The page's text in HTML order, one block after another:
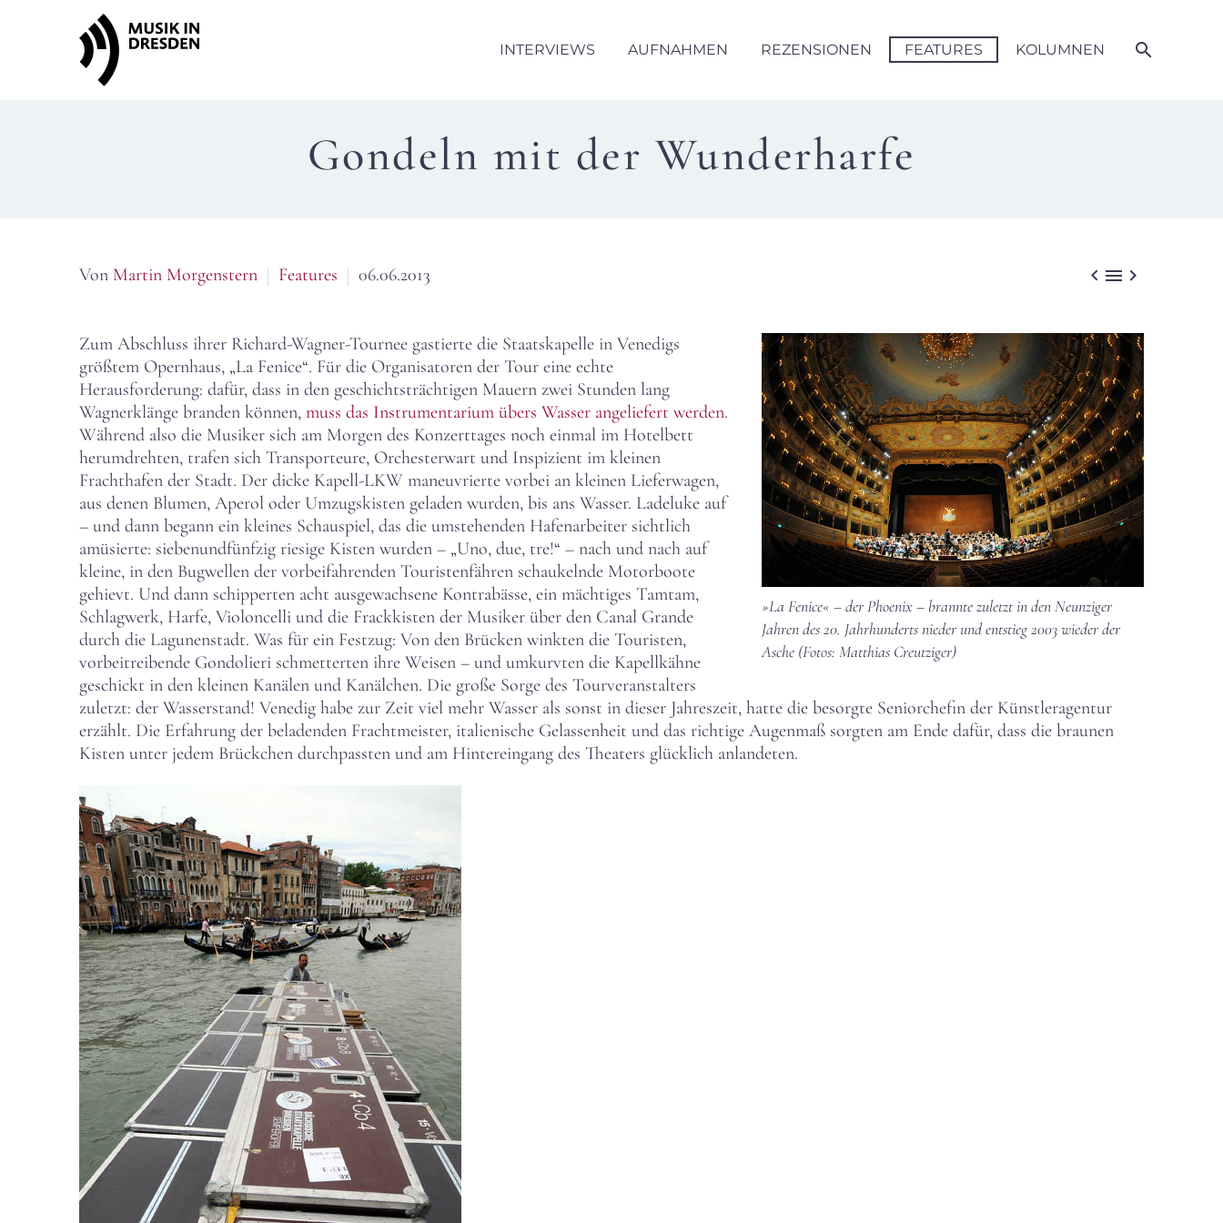
INTERVIEWS AUFNAHMEN REZENSIONEN FEATURES KOLUMNEN
Gondeln mit der Wunderharfe
  
Von Martin Morgenstern Features 06.06.2013
»La Fenice« – der Phoenix – brannte zuletzt in den Neunziger
Jahren des 20. Jahrhunderts nieder und entstieg 2003 wieder der
Asche (Fotos: Matthias Creutziger)
Zum Abschluss ihrer Richard-Wagner-Tournee gastierte die Staatskapelle in Venedigs
größtem Opernhaus, „La Fenice“. Für die Organisatoren der Tour eine echte
Herausforderung: dafür, dass in den geschichtsträchtigen Mauern zwei Stunden lang
Wagnerklänge branden können, muss das Instrumentarium übers Wasser angeliefert werden.
Während also die Musiker sich am Morgen des Konzerttages noch einmal im Hotelbett
herumdrehten, trafen sich Transporteure, Orchesterwart und Inspizient im kleinen
Frachthafen der Stadt. Der dicke Kapell-LKW maneuvrierte vorbei an kleinen Lieferwagen,
aus denen Blumen, Aperol oder Umzugskisten geladen wurden, bis ans Wasser. Ladeluke auf
– und dann begann ein kleines Schauspiel, das die umstehenden Hafenarbeiter sichtlich
amüsierte: siebenundfünfzig riesige Kisten wurden – „Uno, due, tre!“ – nach und nach auf
kleine, in den Bugwellen der vorbeifahrenden Touristenfähren schaukelnde Motorboote
gehievt. Und dann schipperten acht ausgewachsene Kontrabässe, ein mächtiges Tamtam,
Schlagwerk, Harfe, Violoncelli und die Frackkisten der Musiker über den Canal Grande
durch die Lagunenstadt. Was für ein Festzug: Von den Brücken winkten die Touristen,
vorbeitreibende Gondolieri schmetterten ihre Weisen – und umkurvten die Kapellkähne
geschickt in den kleinen Kanälen und Kanälchen. Die große Sorge des Tourveranstalters
zuletzt: der Wasserstand! Venedig habe zur Zeit viel mehr Wasser als sonst in dieser Jahreszeit, hatte die besorgte Seniorchefin der Künstleragentur
erzählt. Die Erfahrung der beladenden Frachtmeister, italienische Gelassenheit und das richtige Augenmaß sorgten am Ende dafür, dass die braunen
Kisten unter jedem Brückchen durchpassten und am Hintereingang des Theaters glücklich anlandeten.